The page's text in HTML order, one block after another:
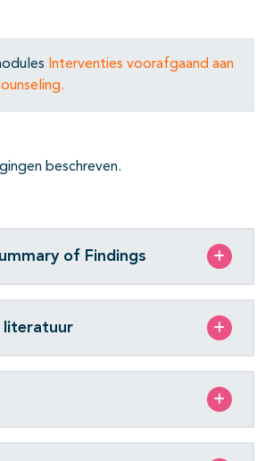
Interventies voorafgaand aan
.
beschreven.
of Findings
literatuur